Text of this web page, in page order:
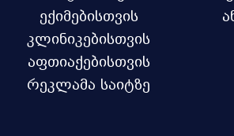
ექიმებისთვის
კლინიკებისთვის
აფთიაქებისთვის
რეკლამა საიტზე